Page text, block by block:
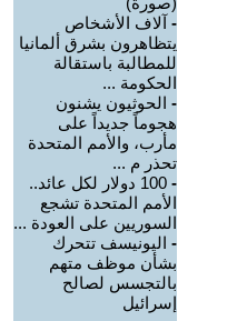
- آلاف الأشخاص
يتظاهرون بشرق ألمانيا
للمطالبة باستقالة
الحكومة ...
- الحوثيون يشنون
هجوماً جديداً على
مأرب، والأمم المتحدة
تحذر م ...
-
100 دولار لكل عائد..
الأمم المتحدة تشجع
السوريين على العودة ...
- اليونيسف تتحرك
بشأن موظف متهم
بالتجسس لصالح
إسرائيل